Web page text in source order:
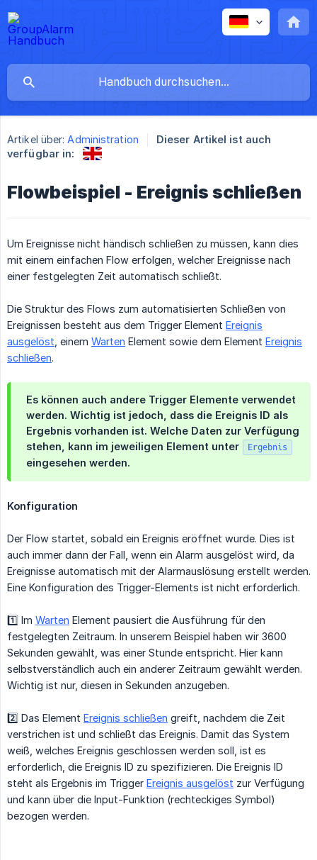
Artikel über: Administration
Dieser Artikel ist auch
verfügbar in:
Flowbeispiel - Ereignis schließen
Um Ereignisse nicht händisch schließen zu müssen, kann dies
mit einem einfachen Flow erfolgen, welcher Ereignisse nach
einer festgelegten Zeit automatisch schließt.
Die Struktur des Flows zum automatisierten Schließen von
Ereignissen besteht aus dem Trigger Element Ereignis
ausgelöst , einem Warten Element sowie dem Element Ereignis
schließen.
Es können auch andere Trigger Elemente verwendet
werden. Wichtig ist jedoch, dass die Ereignis ID als
Ergebnis vorhanden ist. Welche Daten zur Verfügung
stehen, kann im jeweiligen Element unter
Ergebnis
eingesehen werden.
Konfiguration
Der Flow startet, sobald ein Ereignis eröffnet wurde. Dies ist
auch immer dann der Fall, wenn ein Alarm ausgelöst wird, da
Ereignisse automatisch mit der Alarmauslösung erstellt werden.
Eine Konfiguration des Trigger-Elements ist nicht erforderlich.
1️⃣ Im Warten Element pausiert die Ausführung für den
festgelegten Zeitraum. In unserem Beispiel haben wir 3600
Sekunden gewählt, was einer Stunde entspricht. Hier kann
selbstverständlich auch ein anderer Zeitraum gewählt werden.
Wichtig ist nur, diesen in Sekunden anzugeben.
2️⃣ Das Element Ereignis schließen greift, nachdem die Zeit
verstrichen ist und schließt das Ereignis. Damit das System
weiß, welches Ereignis geschlossen werden soll, ist es
erforderlich, die Ereignis ID zu spezifizieren. Die Ereignis ID
steht als Ergebnis im Trigger Ereignis ausgelöst zur Verfügung
und kann über die Input-Funktion (rechteckiges Symbol)
bezogen werden.